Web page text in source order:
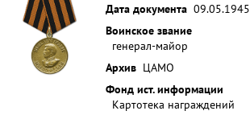
Дата документа 09.05.1945
Воинское звание
генерал-майор
Архив ЦАМО
Фонд ист. информации
Картотека награждений